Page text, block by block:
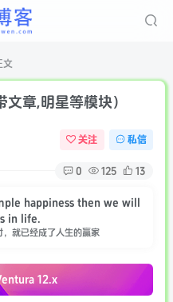
文
章,明星等模块）
关注 私信
0 125 13
happiness then we will
in life.
就已经成了人生的赢家
12.x